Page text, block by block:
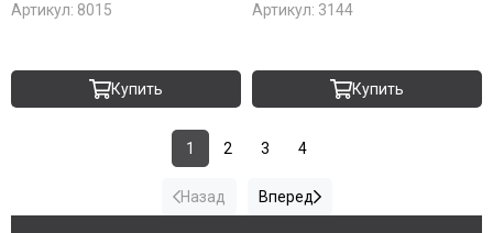
Артикул: 8015
Купить
Артикул: 3144
Купить
Назад
1 2 3 4
Вперед